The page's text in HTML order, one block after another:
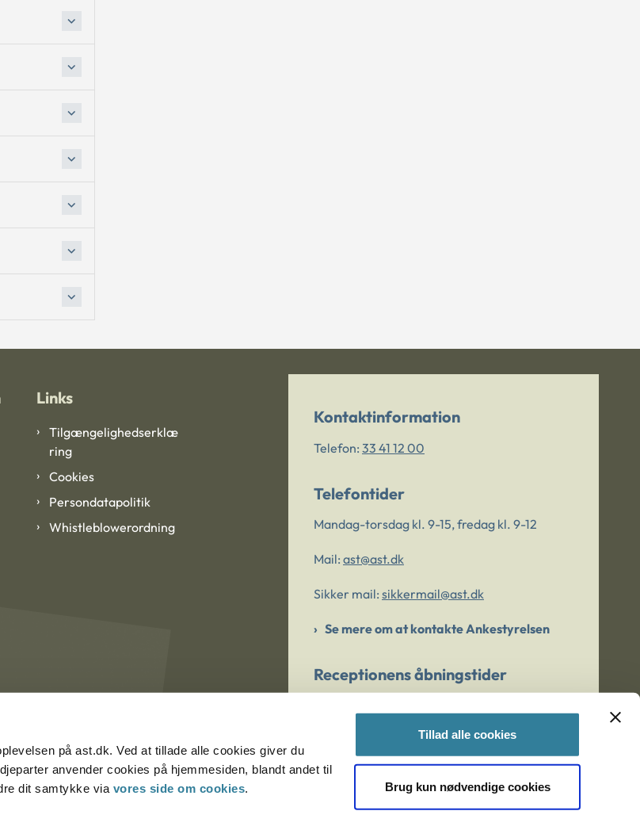
på ast.dk. Ved at tillade alle cookies giver du
anvender cookies på hjemmesiden, blandt andet til
dit samtykke via vores side om cookies.
Tillad alle cookies
Brug kun nødvendige cookies
Links
Tilgængelighedserklæ
ring
Cookies
Persondatapolitik
Whistleblowerordning
Kontaktinformation
Telefon: 33 41 12 00
Telefontider
Mandag-torsdag kl. 9-15, fredag kl. 9-12
Mail: ast@ast.dk
Sikker mail: sikkermail@ast.dk
Se mere om at kontakte Ankestyrelsen
Receptionens åbningstider
Er du bekymret for et barn/en ung?